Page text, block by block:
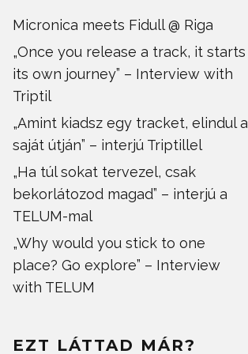
Micronica meets Fidull @ Riga
„Once you release a track, it starts
its own journey” – Interview with
Triptil
„Amint kiadsz egy tracket, elindul a
saját útján” – interjú Triptillel
„Ha túl sokat tervezel, csak
bekorlátozod magad” – interjú a
TELUM-mal
„Why would you stick to one
place? Go explore” – Interview
with TELUM
EZT LÁTTAD MÁR?